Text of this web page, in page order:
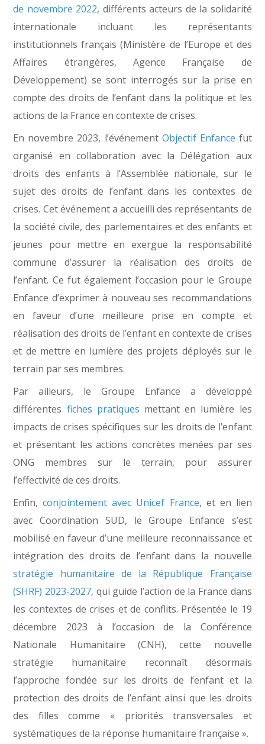
de novembre 2022, différents acteurs de la solidarité
internationale incluant les représentants
institutionnels français (Ministère de l’Europe et des
Affaires étrangères, Agence Française de
Développement) se sont interrogés sur la prise en
compte des droits de l’enfant dans la politique et les
actions de la France en contexte de crises.
En novembre 2023, l’événement Objectif Enfance fut
organisé en collaboration avec la Délégation aux
droits des enfants à l’Assemblée nationale, sur le
sujet des droits de l’enfant dans les contextes de
crises. Cet événement a accueilli des représentants de
la société civile, des parlementaires et des enfants et
jeunes pour mettre en exergue la responsabilité
commune d’assurer la réalisation des droits de
l’enfant. Ce fut également l’occasion pour le Groupe
Enfance d’exprimer à nouveau ses recommandations
en faveur d’une meilleure prise en compte et
réalisation des droits de l’enfant en contexte de crises
et de mettre en lumière des projets déployés sur le
terrain par ses membres.
Par ailleurs, le Groupe Enfance a développé
différentes fiches pratiques mettant en lumière les
impacts de crises spécifiques sur les droits de l’enfant
et présentant les actions concrètes menées par ses
ONG membres sur le terrain, pour assurer
l’effectivité de ces droits.
Enfin,conjointement avec Unicef France, et en lien
avec Coordination SUD, le Groupe Enfance s’est
mobilisé en faveur d’une meilleure reconnaissance et
intégration des droits de l’enfant dans la nouvelle
stratégie humanitaire de la République Française
(SHRF) 2023-2027, qui guide l’action de la France dans
les contextes de crises et de conflits. Présentée le 19
décembre 2023 à l’occasion de la Conférence
Nationale Humanitaire (CNH), cette nouvelle
stratégie humanitaire reconnaît désormais
l’approche fondée sur les droits de l’enfant et la
protection des droits de l’enfant ainsi que les droits
des filles comme « priorités transversales et
systématiques de la réponse humanitaire française ».